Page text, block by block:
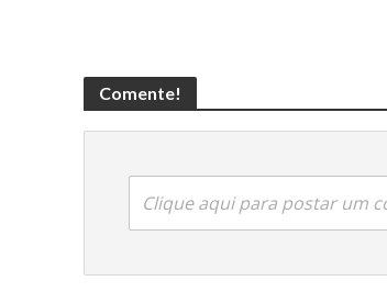
Comente!
Clique aqui para postar um